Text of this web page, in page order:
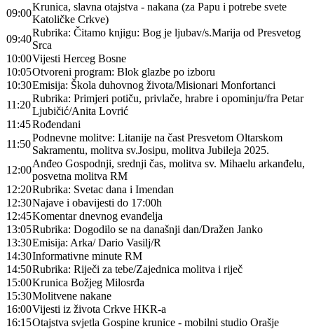
09:00
Krunica, slavna otajstva - nakana (za Papu i potrebe svete
Katoličke Crkve)
09:40
Rubrika: Čitamo knjigu: Bog je ljubav/s.Marija od Presvetog
Srca
10:00Vijesti Herceg Bosne
10:05Otvoreni program: Blok glazbe po izboru
10:30Emisija: Škola duhovnog života/Misionari Monfortanci
11:20
Rubrika: Primjeri potiču, privlače, hrabre i opominju/fra Petar
Ljubičić/Anita Lovrić
11:45Rođendani
11:50
Podnevne molitve: Litanije na čast Presvetom Oltarskom
Sakramentu, molitva sv.Josipu, molitva Jubileja 2025.
12:00
Anđeo Gospodnji, srednji čas, molitva sv. Mihaelu arkanđelu,
posvetna molitva RM
12:20Rubrika: Svetac dana i Imendan
12:30Najave i obavijesti do 17:00h
12:45Komentar dnevnog evanđelja
13:05Rubrika: Dogodilo se na današnji dan/Dražen Janko
13:30Emisija: Arka/ Dario Vasilj/R
14:30Informativne minute RM
14:50Rubrika: Riječi za tebe/Zajednica molitva i riječ
15:00Krunica Božjeg Milosrđa
15:30Molitvene nakane
16:00Vijesti iz života Crkve HKR-a
16:15Otajstva svjetla Gospine krunice - mobilni studio Orašje